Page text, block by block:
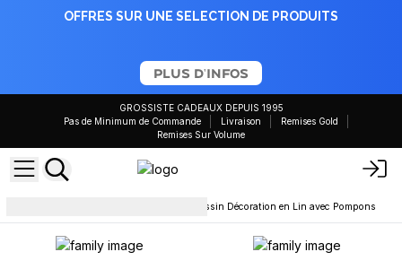
OFFRES SUR UNE SELECTION DE PRODUITS
PLUS D'INFOS
GROSSISTE CADEAUX DEPUIS 1995
Pas de Minimum de Commande
Livraison
Remises Gold
Remises Sur Volume
Coussin Décoration en Lin avec Pompons